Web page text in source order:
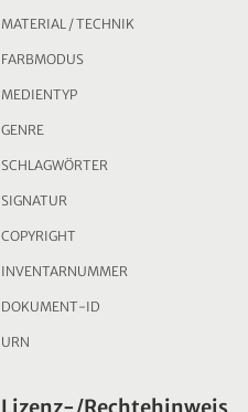
MATERIAL / TECHNIK
FARBMODUS
MEDIENTYP
GENRE
SCHLAGWÖRTER
SIGNATUR
COPYRIGHT
INVENTARNUMMER
DOKUMENT-ID
URN
Lizenz-/Rechtehinweis